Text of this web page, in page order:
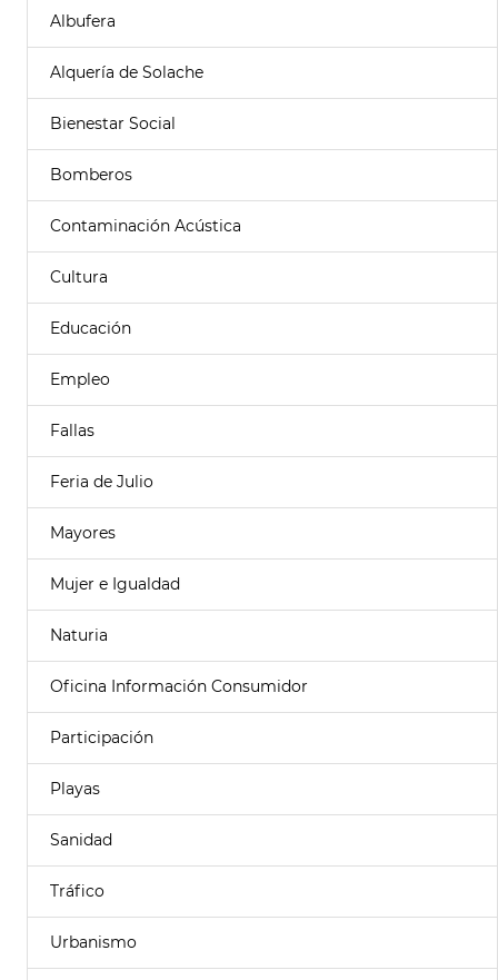
Albufera
Alquería de Solache
Bienestar Social
Bomberos
Contaminación Acústica
Cultura
Educación
Empleo
Fallas
Feria de Julio
Mayores
Mujer e Igualdad
Naturia
Oficina Información Consumidor
Participación
Playas
Sanidad
Tráfico
Urbanismo